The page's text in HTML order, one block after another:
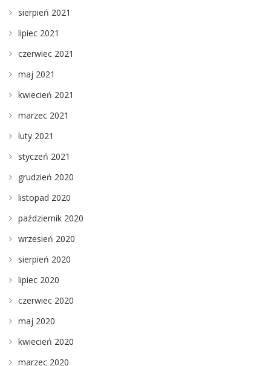
sierpień 2021
lipiec 2021
czerwiec 2021
maj 2021
kwiecień 2021
marzec 2021
luty 2021
styczeń 2021
grudzień 2020
listopad 2020
październik 2020
wrzesień 2020
sierpień 2020
lipiec 2020
czerwiec 2020
maj 2020
kwiecień 2020
marzec 2020